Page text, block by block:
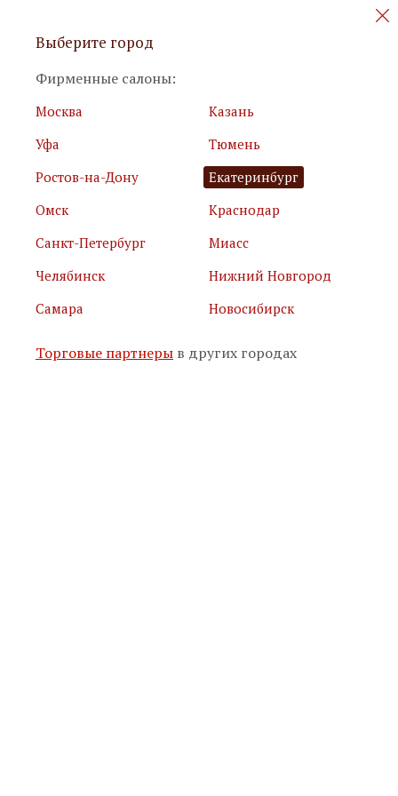
Персональные акции и новинки
Я принимаю
условия использования сайта
Я соглашаюсь сполитикой обработки персональных
Подписаться
Выберите город
Фирменные салоны:
Москва
Казань
Уфа
Тюмень
Ростов-на-Дону
Екатеринбург
Омск
Краснодар
Санкт-Петербург
Миасс
Челябинск
Нижний Новгород
Самара
Новосибирск
Торговые партнеры в других городах